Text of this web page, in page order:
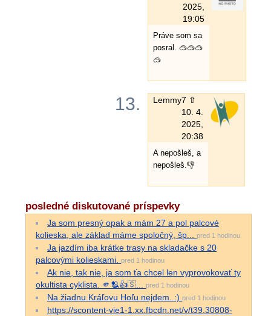
2025,
19:05
Práve som sa
posral. 🥽🥽🥽
🥽
13. Lemmy7 ⇧
10. 4.
2025,
20:38
A nepošleš, a
nepošleš.👎
posledné diskutované príspevky
Ja som presný opak a mám 27 a pol palcové
kolieska, ale základ máme spoločný, šp...
pred 1 hodinou
Ja jazdím iba krátke trasy na skladačke s 20
palcovými kolieskami.
pred 1 hodinou
Ak nie, tak nie, ja som ťa chcel len vyprovokovať ty
okultista cyklista. 🫵🫂👍🇸...
pred 1 hodinou
Na žiadnu Kráľovu Hoľu nejdem. :) pred 1 hodinou
https://scontent-vie1-1.xx.fbcdn.net/v/t39.30808-